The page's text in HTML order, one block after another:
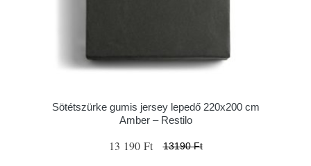
Sötétszürke gumis jersey lepedő 220x200 cm
Amber – Restilo
13 190 Ft 13190 Ft